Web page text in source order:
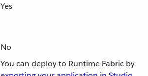
Yes
No
You can deploy to Runtime Fabric by